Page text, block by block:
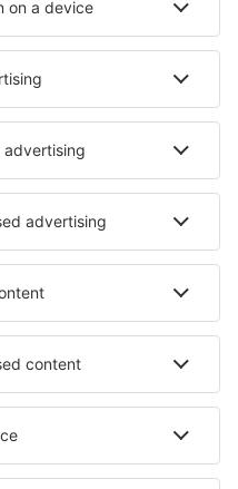
Trinita' D'Agutu
Bay
in Eufaula
South